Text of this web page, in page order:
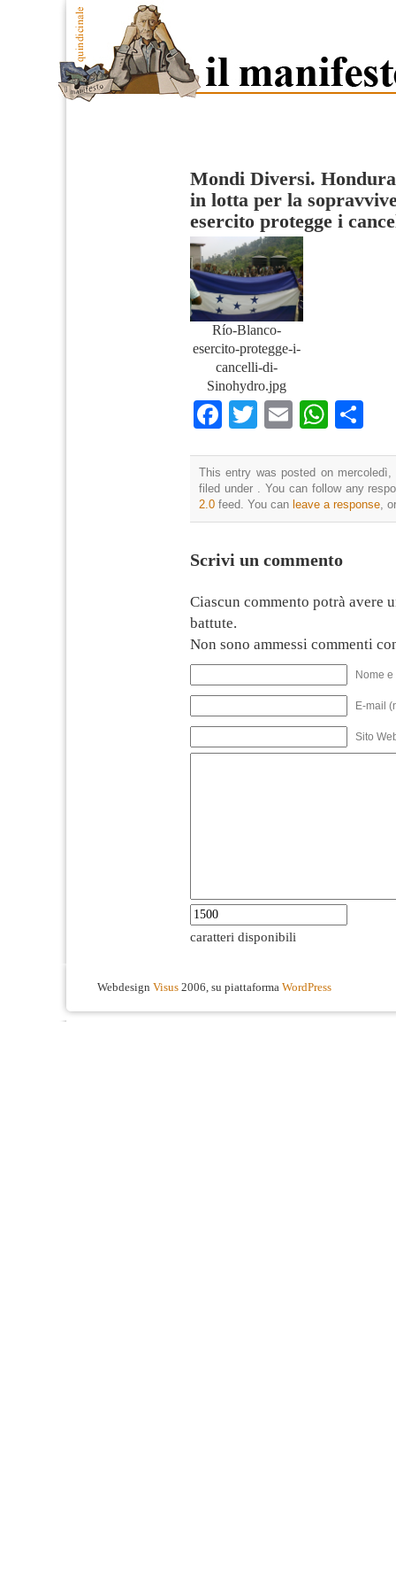
Mondi Diversi.
in lotta per la
esercito protegge i
Río-Blanco-
esercito-protegge-i-
cancelli-di-
Sinohydro.jpg
Facebook
TwitterEmail
This entry was posted on
filed under . You can follow any
2.0 feed. You can leave a response,
Scrivi un commento
Ciascun commento potrà avere
battute.
Non sono ammessi commenti
Nome
E-mail
Sito
caratteri disponibili
Webdesign Visus 2006, su piattaforma WordPress